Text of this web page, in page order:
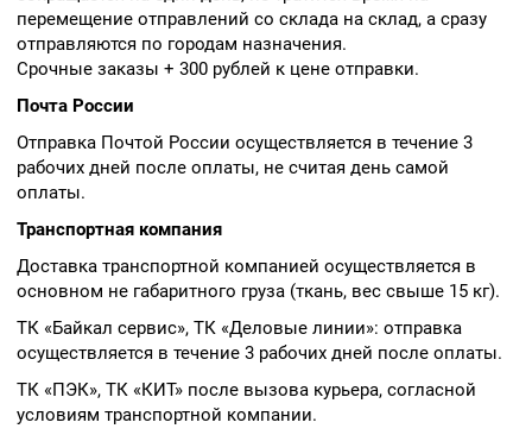
перемещение отправлений со склада на склад, а сразу
отправляются по городам назначения.
Срочные заказы + 300 рублей к цене отправки.
Почта России
Отправка Почтой России осуществляется в течение 3
рабочих дней после оплаты, не считая день самой
оплаты.
Транспортная компания
Доставка транспортной компанией осуществляется в
основном не габаритного груза (ткань, вес свыше 15 кг).
ТК «Байкал сервис», ТК «Деловые линии»: отправка
осуществляется в течение 3 рабочих дней после оплаты.
ТК «ПЭК», ТК «КИТ» после вызова курьера, согласной
условиям транспортной компании.